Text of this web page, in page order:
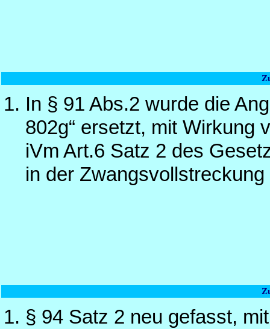
In § 91 Abs.2 wurde die
802g“ ersetzt, mit Wirkung
iVm Art.6 Satz 2 des
in der
§ 94 Satz 2 neu gefasst,